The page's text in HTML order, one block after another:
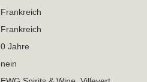
Frankreich
Frankreich
0 Jahre
nein